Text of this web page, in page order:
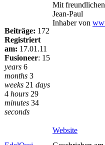
Beiträge: 172
Registriert
am: 17.01.11
Fusioneer: 15
years 6
months 3
weeks 21 days
4 hours 29
minutes 34
seconds
Mit
Jean-Paul
Inhaber von
Website